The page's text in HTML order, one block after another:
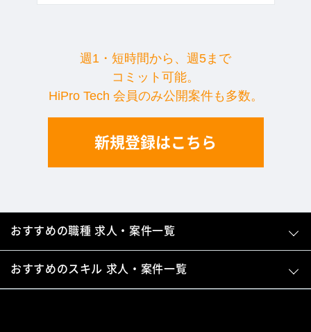
週1・短時間から、週5まで
コミット可能。
HiPro Tech 会員のみ公開案件も多数。
新規登録はこちら
おすすめの職種 求人・案件一覧
おすすめのスキル 求人・案件一覧